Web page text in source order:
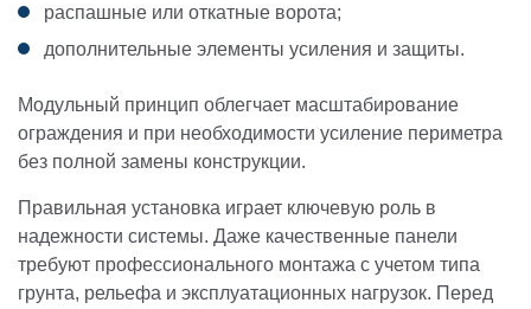
распашные или откатные ворота;
дополнительные элементы усиления и защиты.
Модульный принцип облегчает масштабирование
ограждения и при необходимости усиление периметра
без полной замены конструкции.
Правильная установка играет ключевую роль в
надежности системы. Даже качественные панели
требуют профессионального монтажа с учетом типа
грунта, рельефа и эксплуатационных нагрузок. Перед